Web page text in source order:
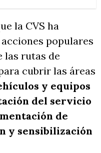
la CVS ha
populares
las rutas de
cubrir las áreas
y equipos
del servicio
de
y sensibilización